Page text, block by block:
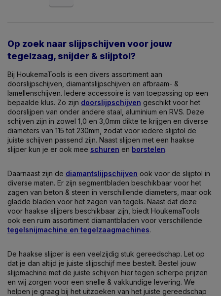
Op zoek naar slijpschijven voor jouw
tegelzaag, snijder & slijptol?
Bij HoukemaTools is een divers assortiment aan
doorslijpschijven, diamantslijpschijven en afbraam- &
lamellenschijven. Iedere accessoire is van toepassing op een
bepaalde klus. Zo zijn doorslijpschijven geschikt voor het
doorslijpen van onder andere staal, aluminium en RVS. Deze
schijven zijn in zowel 1,0 en 3,0mm dikte te krijgen en diverse
diameters van 115 tot 230mm, zodat voor iedere slijptol de
juiste schijven passend zijn. Naast slijpen met een haakse
slijper kun je er ook mee schuren en borstelen.
Daarnaast zijn de diamantslijpschijven ook voor de slijptol in
diverse maten. Er zijn segmentbladen beschikbaar voor het
zagen van beton & steen in verschillende diameters, maar ook
gladde bladen voor het zagen van tegels. Naast dat deze
voor haakse slijpers beschikbaar zijn, biedt HoukemaTools
ook een ruim assortiment diamantbladen voor verschillende
tegelsnijmachine en tegelzaagmachines.
De haakse slijper is een veelzijdig stuk gereedschap. Let op
dat je dan altijd je juiste slijpschijf mee bestelt. Bestel jouw
slijpmachine met de juiste schijven hier tegen scherpe prijzen
en wij zorgen voor een snelle & vakkundige levering. We
helpen je graag bij het uitzoeken van het juiste gereedschap